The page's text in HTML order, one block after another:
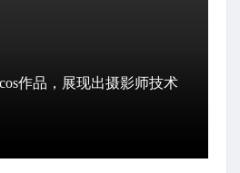
作品，展现出摄影师技术